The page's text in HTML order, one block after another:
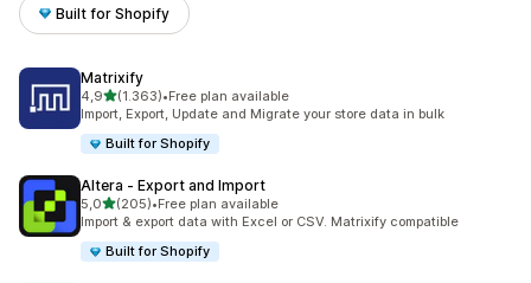
Built for Shopify
Matrixify
4,95 yıldız üzerinden
(1.363)
toplam 1363 değerlendirme
•Free plan available
Import, Export, Update and Migrate your store data in bulk
Built for Shopify
Altera ‑ Export and Import
5,05 yıldız üzerinden
(205)
toplam 205 değerlendirme
•Free plan available
Import & export data with Excel or CSV. Matrixify compatible
Built for Shopify